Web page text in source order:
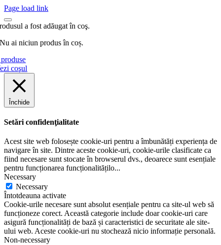
Page load link
a fost adăugat în coş.
Nu ai niciun produs în coș.
coşul
Închide
Setări confidenţialitate
Acest site web folosește cookie-uri pentru a îmbunătăți experiența de
navigare în site. Dintre aceste cookie-uri, cookie-urile clasificate ca
fiind necesare sunt stocate în browserul dvs., deoarece sunt esențiale
pentru funcționarea funcționalitățilo...
Necessary
Necessary
Întotdeauna activate
Cookie-urile necesare sunt absolut esențiale pentru ca site-ul web să
funcționeze corect. Această categorie include doar cookie-uri care
asigură funcționalități de bază și caracteristici de securitate ale site-
ului web. Aceste cookie-uri nu stochează nicio informație personală.
Non-necessary